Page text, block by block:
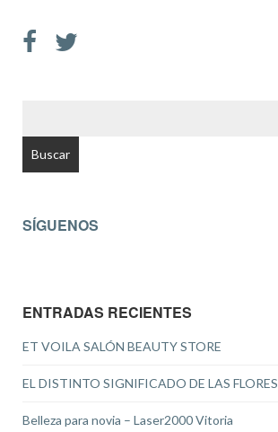
SÍGUENOS
ENTRADAS RECIENTES
ET VOILA SALÓN BEAUTY STORE
EL DISTINTO SIGNIFICADO DE LAS FLORES
Belleza para novia – Laser2000 Vitoria